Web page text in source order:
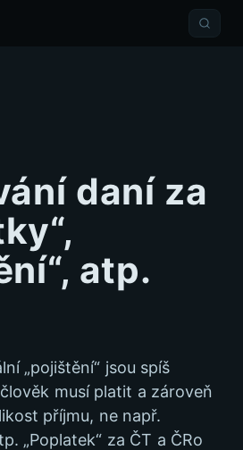
daní za
atp.
„pojištění“ jsou spíš
musí platit a zároveň
příjmu, ne např.
„Poplatek“ za ČT a ČRo